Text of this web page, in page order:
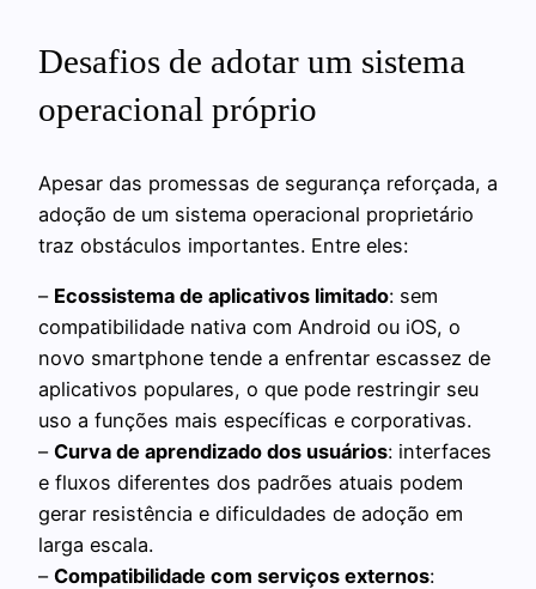
Desafios de adotar um sistema
operacional próprio
Apesar das promessas de segurança reforçada, a
adoção de um sistema operacional proprietário
traz obstáculos importantes. Entre eles:
– Ecossistema de aplicativos limitado: sem
compatibilidade nativa com Android ou iOS, o
novo smartphone tende a enfrentar escassez de
aplicativos populares, o que pode restringir seu
uso a funções mais específicas e corporativas.
– Curva de aprendizado dos usuários: interfaces
e fluxos diferentes dos padrões atuais podem
gerar resistência e dificuldades de adoção em
larga escala.
– Compatibilidade com serviços externos: